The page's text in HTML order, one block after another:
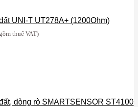
UNI-T UT278A+ (1200Ohm)
thuế VAT)
dòng rò SMARTSENSOR ST4100